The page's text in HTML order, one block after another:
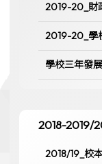
2019-20_財
2019-20_學
學校三年發
2018-2019/
2018/19_校